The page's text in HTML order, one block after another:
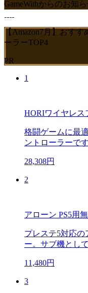
GameWithからのお知
【Amazon7月】おす
ーラーTOP4
PR
1
HORIワイヤレス
格闘ゲームに最
ントローラーです
28,308円
2
アローン PS5用
プレステ5対応
ー。サブ機とし
11,480円
3